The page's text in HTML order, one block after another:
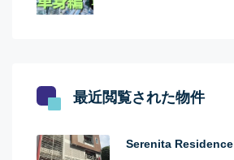
最近閲覧された物件
Serenita Residence